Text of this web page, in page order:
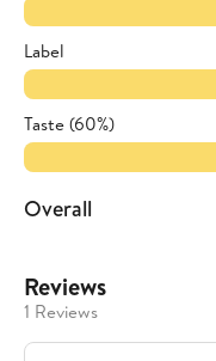
Label
Taste (60%)
Overall
Reviews
1 Reviews